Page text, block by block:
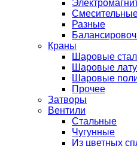
Разные
Краны
Шаровые
Шаровые
Шаровые
Прочее
Затворы
Вентили
Стальные
Чугунные
Из цветных